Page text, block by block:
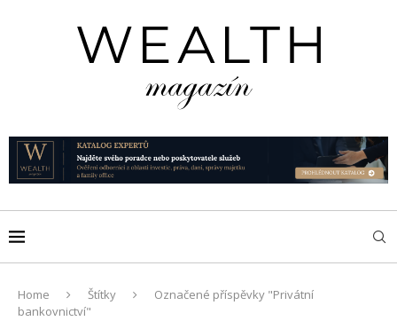
Home Štítky
Označené příspěvky "Privátní
bankovnictví"